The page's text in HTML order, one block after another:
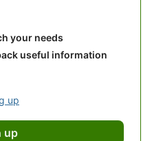
your needs
useful information
up
up